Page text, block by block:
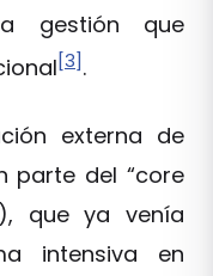
gestión que
[3].
externa de
parte del “core
que ya venía
intensiva en